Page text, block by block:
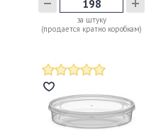
за штуку
(продается кратно коробкам)